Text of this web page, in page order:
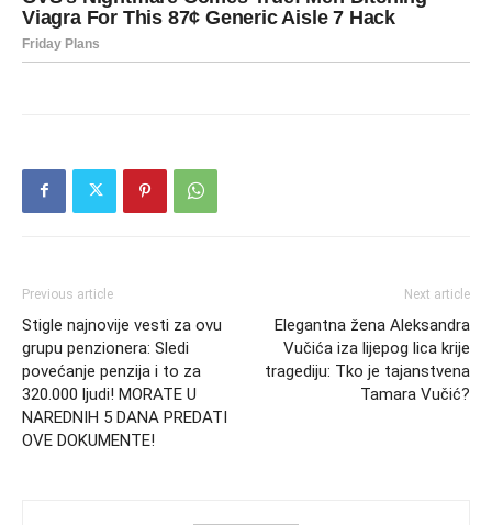
Previous article
Stigle najnovije vesti za ovu
grupu penzionera: Sledi
povećanje penzija i to za
320.000 ljudi! MORATE U
NAREDNIH 5 DANA PREDATI
OVE DOKUMENTE!
Next article
Elegantna žena Aleksandra
Vučića iza lijepog lica krije
tragediju: Tko je tajanstvena
Tamara Vučić?